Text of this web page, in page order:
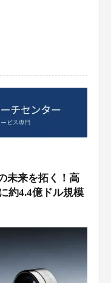
未来を拓く！高
約4.4億ドル規模